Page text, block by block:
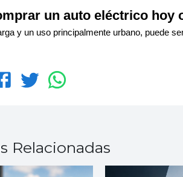
un auto eléctrico hoy
y un uso principalmente urbano, puede
Relacionadas